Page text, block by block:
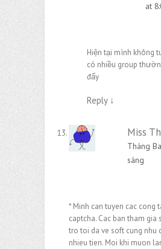
at
Hiện tại mình không
có nhiều group
đấy
Reply ↓
Miss
Tháng
sáng
* Minh can tuyen cac cong
captcha. Cac ban tham gia
tro toi da ve soft cung nhu
nhieu tien. Moi khi muon